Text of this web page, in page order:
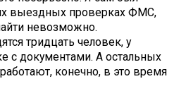
выездных проверках ФМС,
невозможно.
тридцать человек, у
с документами. А остальных
конечно, в это время